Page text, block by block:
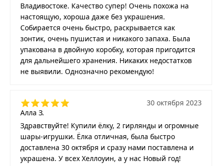
Владивостоке. Качество супер! Очень похожа на
настоящую, хороша даже без украшения.
Собирается очень быстро, раскрывается как
зонтик, очень пушистая и никакого запаха. Была
упакована в двойную коробку, которая пригодится
для дальнейшего хранения. Никаких недостатков
не выявили. Однозначно рекомендую!
Алла З.
30 октября 2023
Здравствуйте! Купили ёлку, 2 гирлянды и огромные
шары-игрушки. Ёлка отличная, была быстро
доставлена 30 октября и сразу нами поставлена и
украшена. У всех Хеллоуин, а у нас Новый год!